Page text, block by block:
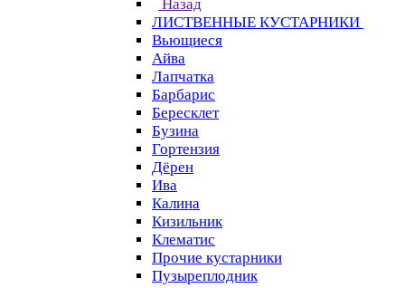
Назад
ЛИСТВЕННЫЕ КУСТАРНИКИ
Вьющиеся
Айва
Лапчатка
Барбарис
Бересклет
Бузина
Гортензия
Дёрен
Ива
Калина
Кизильник
Клематис
Прочие кустарники
Пузыреплодник